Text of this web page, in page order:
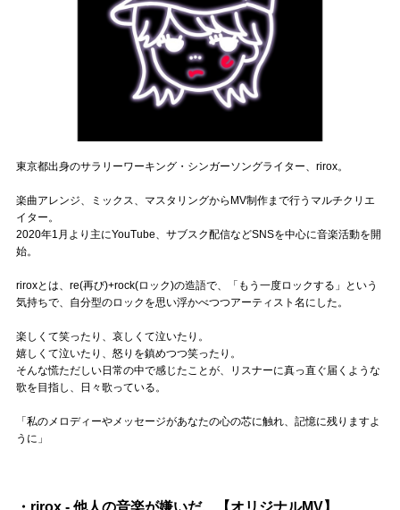
muevoクラウドファンディング
muevoコミュニティ
ぶいクラ！by muevo
ぶいマガ！ by muevo
Follow us
東京都出身のサラリーワーキング・シンガーソングライター、rirox。
楽曲アレンジ、ミックス、マスタリングからMV制作まで行うマルチクリエ
イター。
2020年1月より主にYouTube、サブスク配信などSNSを中心に音楽活動を開
始。
riroxとは、re(再び)+rock(ロック)の造語で、「もう一度ロックする」という
気持ちで、自分型のロックを思い浮かべつつアーティスト名にした。
楽しくて笑ったり、哀しくて泣いたり。
嬉しくて泣いたり、怒りを鎮めつつ笑ったり。
そんな慌ただしい日常の中で感じたことが、リスナーに真っ直ぐ届くような
歌を目指し、日々歌っている。
「私のメロディーやメッセージがあなたの心の芯に触れ、記憶に残りますよ
うに」